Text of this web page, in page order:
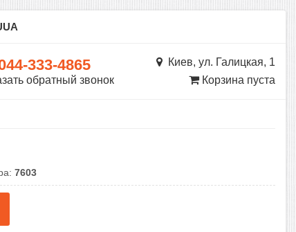
UA
333-4865
обратный звонок
Киев, ул. Галицкая, 1
Корзина пуста
7603